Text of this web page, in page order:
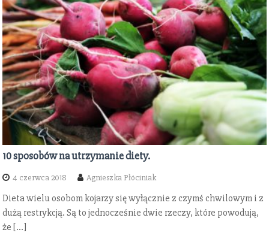
10 sposobów na utrzymanie diety.
4 czerwca 2018 Agnieszka Płóciniak
Dieta wielu osobom kojarzy się wyłącznie z czymś chwilowym i z
dużą restrykcją. Są to jednocześnie dwie rzeczy, które powodują,
że […]